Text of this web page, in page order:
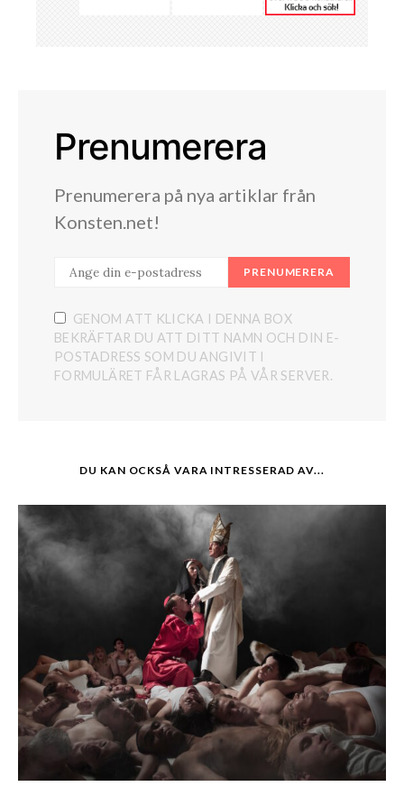
Prenumerera
Prenumerera på nya artiklar från
Konsten.net!
PRENUMERERA
GENOM ATT KLICKA I DENNA BOX
BEKRÄFTAR DU ATT DITT NAMN OCH DIN E-
POSTADRESS SOM DU ANGIVIT I
FORMULÄRET FÅR LAGRAS PÅ VÅR SERVER.
DU KAN OCKSÅ VARA INTRESSERAD AV...